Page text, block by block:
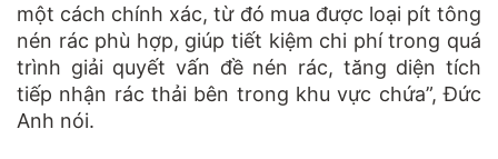
một cách chính xác, từ đó mua được loại pít tông
nén rác phù hợp, giúp tiết kiệm chi phí trong quá
trình giải quyết vấn đề nén rác, tăng diện tích
tiếp nhận rác thải bên trong khu vực chứa”, Đức
Anh nói.